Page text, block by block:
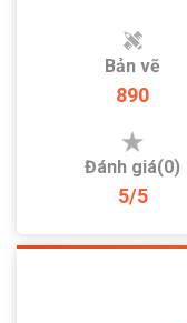
Bản vẽ
890
Đánh giá(0)
5/5